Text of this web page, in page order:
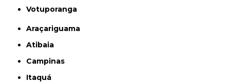
Votuporanga
Araçariguama
Atibaia
Campinas
Itaquá